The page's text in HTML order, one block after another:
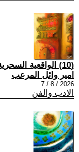
(10) الواقعية السحرية حين نحللها رياضيا
امير وائل المرعب
2026 / 8 / 7
الادب والفن